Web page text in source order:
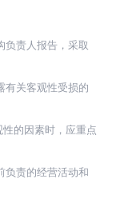
责人报告，采取
关客观性受损的
的因素时，应重点
责的经营活动和